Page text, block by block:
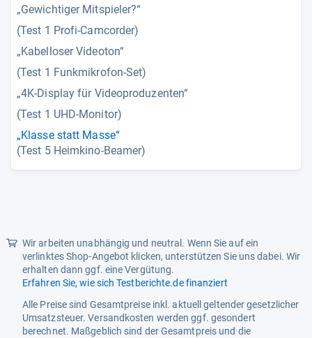
„Gewichtiger Mitspieler?“
(Test 1 Profi-Camcorder)
„Kabelloser Videoton“
(Test 1 Funkmikrofon-Set)
„4K-Display für Videoproduzenten“
(Test 1 UHD-Monitor)
„Klasse statt Masse“
(Test 5 Heimkino-Beamer)
Wir arbeiten unabhängig und neutral. Wenn Sie auf ein
verlinktes Shop-Angebot klicken, unterstützen Sie uns dabei. Wir
erhalten dann ggf. eine Vergütung.
Erfahren Sie, wie sich Testberichte.de finanziert
Alle Preise sind Gesamtpreise inkl. aktuell geltender gesetzlicher
Umsatzsteuer. Versandkosten werden ggf. gesondert
berechnet. Maßgeblich sind der Gesamtpreis und die